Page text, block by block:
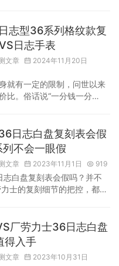
友完全可以放心！劳力士的
常受欢迎的款式，也是劳力
此吸引了许多劳力士的爱好
相对合理，佩戴时被质疑的
表等款式。因此，劳力士日
中非常热门，竞争也...
志型36系列格纹款复
日志手表
文章
2024年11月20日
就有一定的限制，问世以来
比。俗话说“一分钱一分
表的推出是为了满足广大钟
热爱。名表的市场宣传做得
了很多对手表感兴趣的朋
代品，就是为了让喜欢名表
理的价格获得他们想要的款
想推荐一款：VS...
日志白盘复刻表会假
不会一眼假
文章 2023年11月1日 919
白盘复刻表会假吗？并不
士的复刻细节的把控，都是
其他厂家淘汰了，而出色的
业级别的检验，与原装其实
样也是，VS厂能够占据劳力
年的原因。自然是完全足以
厂劳力士36日志白盘
得入手
文章
2023年10月31日